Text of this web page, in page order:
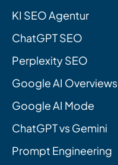
KI SEO Agentur
ChatGPT SEO
Perplexity SEO
Google AI Overviews
Google AI Mode
ChatGPT vs Gemini
Prompt Engineering